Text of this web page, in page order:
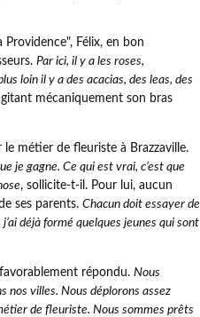
Félix, en bon
Par ici, il y a les roses,
loin il y a des acacias, des leas, des
mécaniquement son bras
métier de fleuriste à Brazzaville.
je gagne. Ce qui est vrai, c’est que
, sollicite-t-il. Pour lui, aucun
ses parents. Chacun doit essayer de
déjà formé quelques jeunes qui sont
répondu. Nous
nos villes. Nous déplorons assez
de fleuriste. Nous sommes prêts